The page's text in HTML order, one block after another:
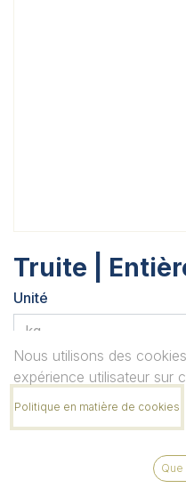
Truite |
Unité
Quantité
Nous utilisons des
expérience utilisateur sur
Politique en matière de cookies